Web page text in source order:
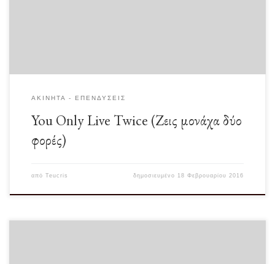
ΑΚΊΝΗΤΑ - ΕΠΕΝΔΎΣΕΙΣ
You Only Live Twice (Ζεις μονάχα δύο
φορές)
από Teucris δημοσιευμένο 18 Φεβρουαρίου 2016